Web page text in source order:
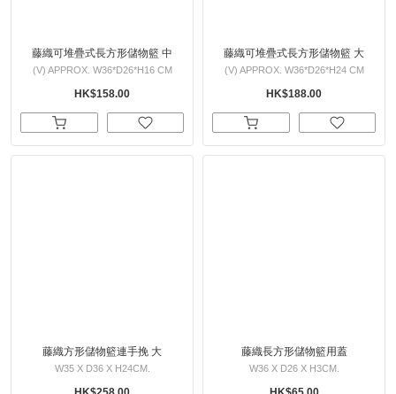
藤織可堆疊式長方形儲物籃 中
(V) APPROX. W36*D26*H16 CM
HK$158.00
藤織可堆疊式長方形儲物籃 大
(V) APPROX. W36*D26*H24 CM
HK$188.00
藤織方形儲物籃連手挽 大
W35 X D36 X H24CM.
藤織長方形儲物籃用蓋
W36 X D26 X H3CM.